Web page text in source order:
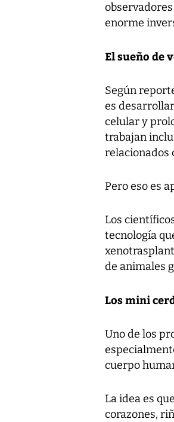
enorme
El sueño de
Según
es
celular y
trabajan
relacionados
Pero eso es
Los
tecnología
de animales
Los mini
Uno de los
cuerpo
La idea es
corazones,